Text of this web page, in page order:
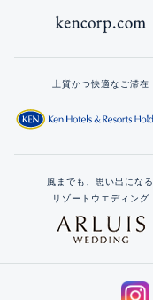
上質かつ快適なご滞在
風までも、思い出になる
リゾートウエディング